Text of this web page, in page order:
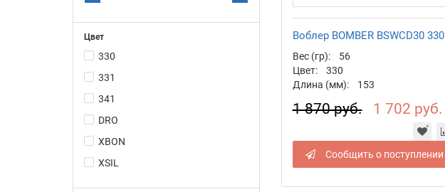
Цвет
330
331
341
DRO
XBON
XSIL
Воблер BOMBER BSWCD30 330
Вес (гр):
56
Цвет:
330
Длина (мм):
153
1 870 руб. 1 702 руб.
Сообщить о поступлении